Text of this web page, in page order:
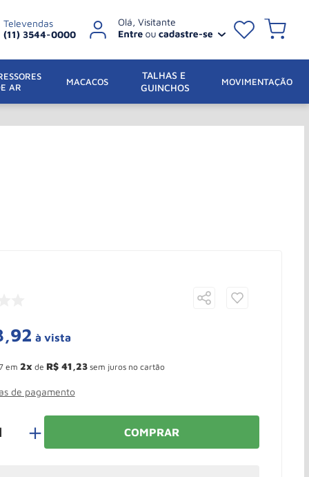
Televendas
(11) 3544-0000
AR
MACACOS
TALHAS E
GUINCHOS
MOVIMENTAÇÃO
,92 à vista
em 2 de R$ 41,23sem juros no cartão
de pagamento
＋ COMPRAR